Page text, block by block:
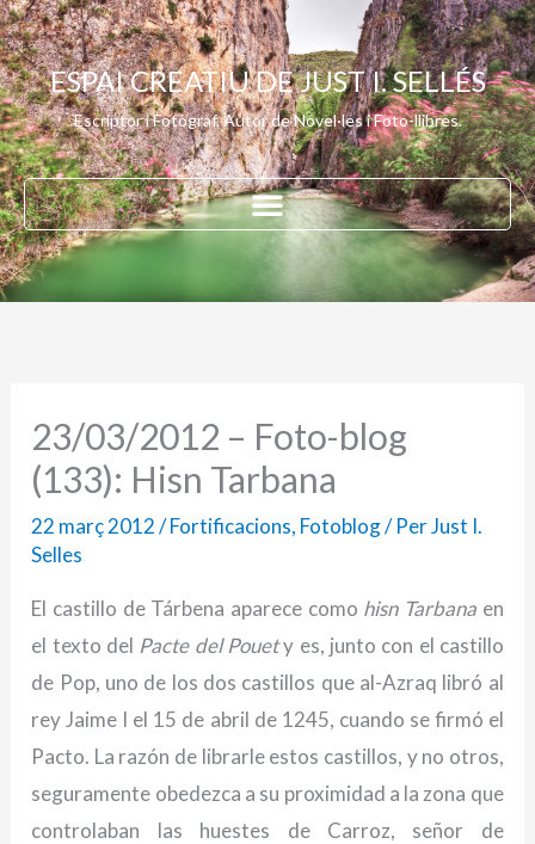
Vés
al
contingutESPAI CREATIU DE JUST I. SELLÉS
Escriptor i Fotògraf. Autor de Novel·les i Foto-llibres.
23/03/2012 – Foto-blog
(133): Hisn Tarbana
22 març 2012/Fortificacions, Fotoblog/ PerJust I.
Selles
El castillo de Tárbena aparece como hisn Tarbana en
el texto del Pacte del Pouety es, junto con el castillo
de Pop, uno de los dos castillos que al-Azraq libró al
rey Jaime I el 15 de abril de 1245, cuando se firmó el
Pacto. La razón de librarle estos castillos, y no otros,
seguramente obedezca a su proximidad a la zona que
controlaban las huestes de Carroz, señor de